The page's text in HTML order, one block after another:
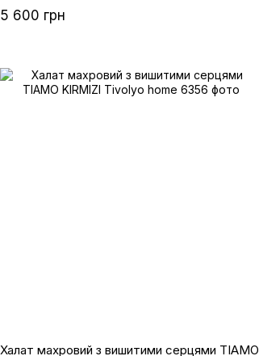
5 600 грн
Халат махровий з вишитими серцями TIAMO